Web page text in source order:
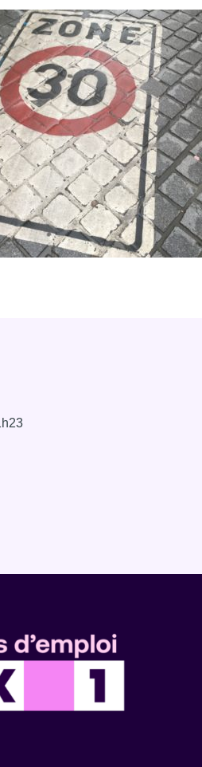
l'article "Les Bruxellois